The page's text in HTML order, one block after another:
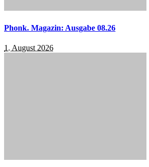
Phonk. Magazin: Ausgabe 08.26
1. August 2026